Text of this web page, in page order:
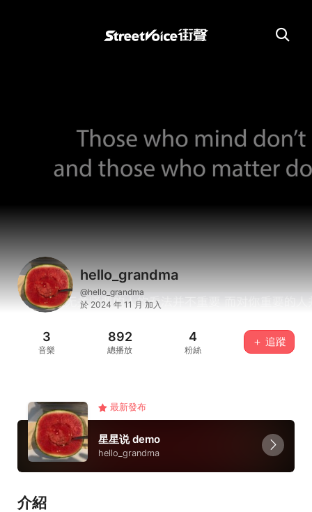
hello_grandma
@hello_grandma
於 2024 年 11 月 加入
3
音樂
892
總播放
4
粉絲
＋ 追蹤
最新發布
星星说 demo
hello_grandma
介紹